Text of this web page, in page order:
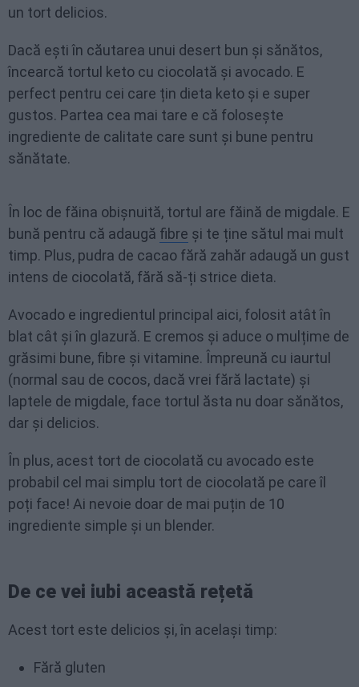
un tort delicios.
Dacă ești în căutarea unui desert bun și sănătos,
încearcă tortul keto cu ciocolată și avocado. E
perfect pentru cei care țin dieta keto și e super
gustos. Partea cea mai tare e că folosește
ingrediente de calitate care sunt și bune pentru
sănătate.
În loc de făina obișnuită, tortul are făină de migdale. E
bună pentru că adaugă fibre și te ține sătul mai mult
timp. Plus, pudra de cacao fără zahăr adaugă un gust
intens de ciocolată, fără să-ți strice dieta.
Avocado e ingredientul principal aici, folosit atât în
blat cât și în glazură. E cremos și aduce o mulțime de
grăsimi bune, fibre și vitamine. Împreună cu iaurtul
(normal sau de cocos, dacă vrei fără lactate) și
laptele de migdale, face tortul ăsta nu doar sănătos,
dar și delicios.
În plus, acest tort de ciocolată cu avocado este
probabil cel mai simplu tort de ciocolată pe care îl
poți face! Ai nevoie doar de mai puțin de 10
ingrediente simple și un blender.
De ce vei iubi această rețetă
Acest tort este delicios și, în același timp:
Fără gluten